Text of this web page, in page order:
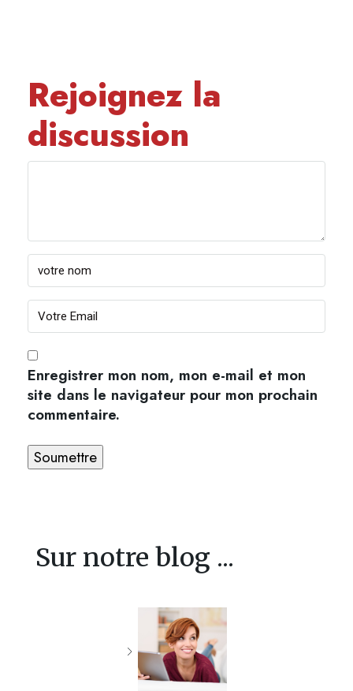
Rejoignez la
discussion
Enregistrer mon nom, mon e-mail et mon
site dans le navigateur pour mon prochain
commentaire.
Sur notre blog ...